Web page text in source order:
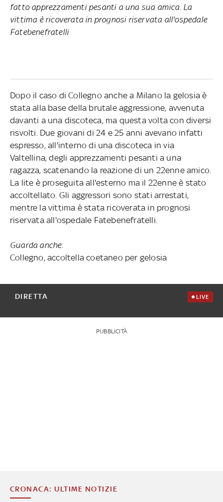
fatto apprezzamenti pesanti a una sua amica. La
vittima è ricoverata in prognosi riservata all'ospedale
Fatebenefratelli
Dopo il caso di Collegno anche a Milano la gelosia è
stata alla base della brutale aggressione, avvenuta
davanti a una discoteca, ma questa volta con diversi
risvolti. Due giovani di 24 e 25 anni avevano infatti
espresso, all'interno di una discoteca in via
Valtellina, degli apprezzamenti pesanti a una
ragazza, scatenando la reazione di un 22enne amico.
La lite è proseguita all'esterno ma il 22enne è stato
accoltellato. Gli aggressori sono stati arrestati,
mentre la vittima è stata ricoverata in prognosi
riservata all'ospedale Fatebenefratelli.
Guarda anche:
Collegno, accoltella coetaneo per gelosia
DIRETTA LIVE
PUBBLICITÀ
CRONACA: ULTIME NOTIZIE